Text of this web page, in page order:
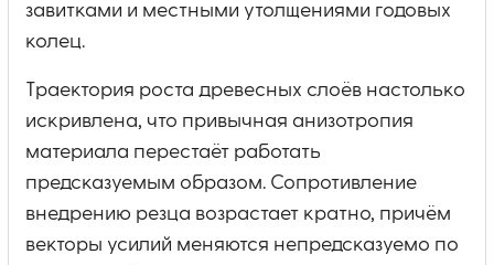
завитками и местными утолщениями годовых
колец.
Траектория роста древесных слоёв настолько
искривлена, что привычная анизотропия
материала перестаёт работать
предсказуемым образом. Сопротивление
внедрению резца возрастает кратно, причём
векторы усилий меняются непредсказуемо по